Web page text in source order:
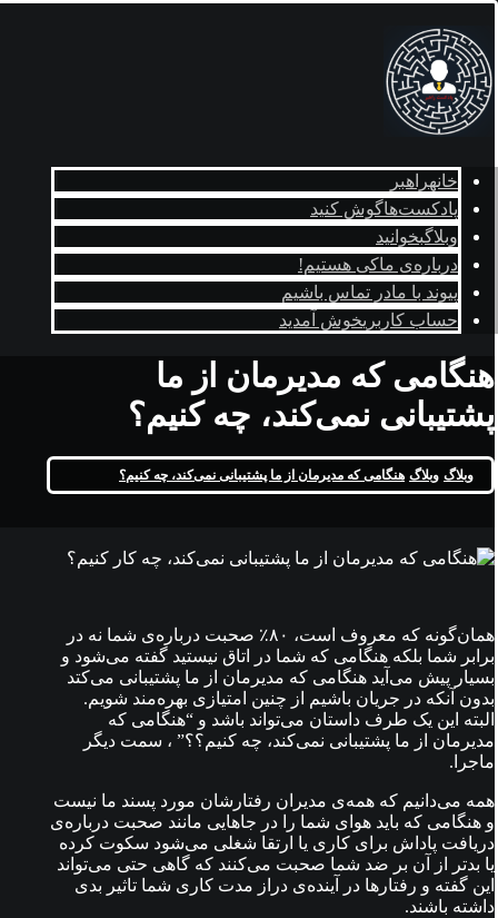
خانهراهبر
پادکست‌هاگوش کنید
وبلاگبخوانید
درباره‌ی ماکی هستیم!
پیوند با مادر تماس باشیم
حساب کاربریخوش آمدید
هنگامی که مدیرمان از ما
پشتیبانی نمی‌کند، چه کنیم؟
وبلاگ وبلاگ هنگامی که مدیرمان از ما پشتیبانی نمی‌کند، چه کنیم؟
همان‌گونه که معروف است، ۸۰٪ صحبت درباره‌ی شما نه در
برابر شما بلکه هنگامی که شما در اتاق نیستید گفته می‌شود و
بسیار پیش می‌آید هنگامی که مدیرمان از ما پشتیبانی می‌کتد
بدون آنکه در جریان باشیم از چنین امتیازی بهره‌مند شویم.
البته این یک طرف داستان می‌تواند باشد و “هنگامی که
مدیرمان از ما پشتیبانی نمی‌کند، چه کنیم؟؟” ، سمت دیگر
ماجرا.
همه می‌دانیم که همه‌ی مدیران رفتارشان مورد پسند ما نیست
و هنگامی که باید هوای شما را در جاهایی مانند صحبت درباره‌ی
دریافت پاداش برای کاری یا ارتقا شغلی می‌شود سکوت کرده
یا بدتر از آن بر ضد شما صحبت می‌کنند که گاهی حتی می‌تواند
این گفته‌ و رفتارها در آینده‌ی دراز مدت کاری شما تاثیر بدی
داشته باشند.